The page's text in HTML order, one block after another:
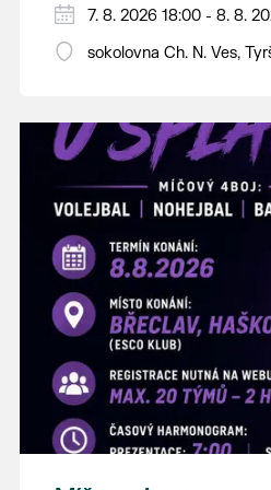
PÁTEK 7. srpna
18:00 - ruční stavění máje
14:00 - krojový průvod
hostince “U Buvola”
16:00 - odpolední zábava
21:00 - večerní zábava
K tanci a poslechu bude
Lanžhotčané.
Těšíme se na Vás!
7. 8. 2026 18:00 - 8. 8.
sokolovna Ch. N. Ves,